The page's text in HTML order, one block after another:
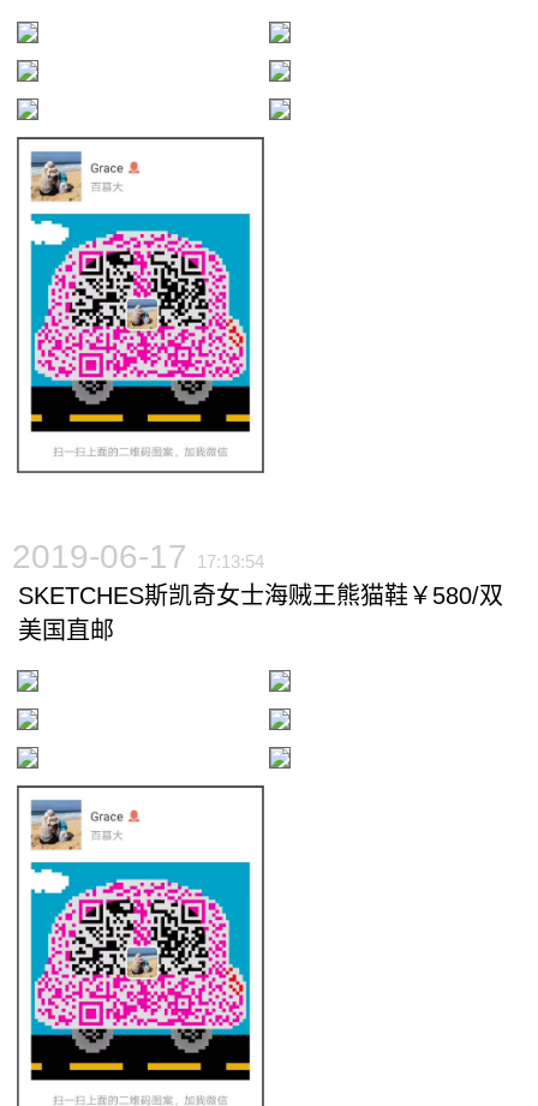
2019-06-17 17:13:54
SKETCHES斯凯奇女士海贼王熊猫鞋￥580/双
美国直邮